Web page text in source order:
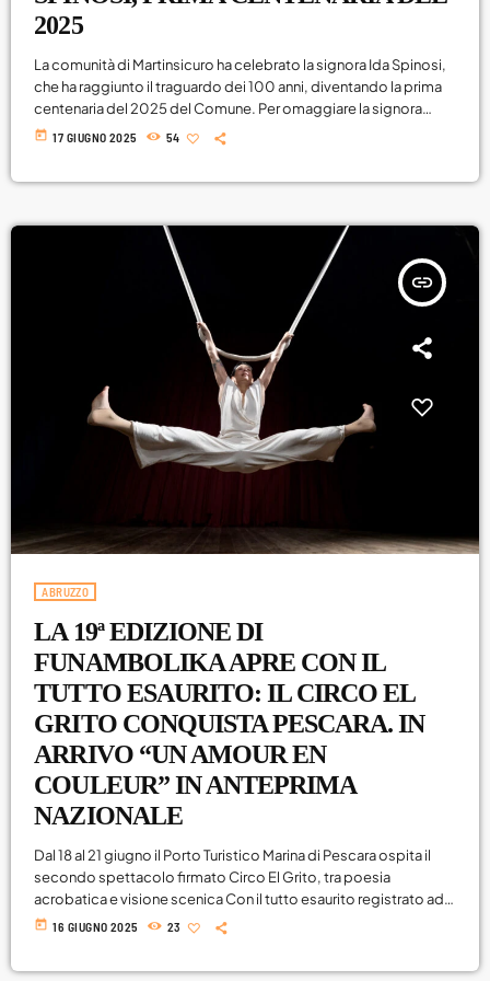
2025
La comunità di Martinsicuro ha celebrato la signora Ida Spinosi,
che ha raggiunto il traguardo dei 100 anni, diventando la prima
centenaria del 2025 del Comune. Per omaggiare la signora
Spinosi, si sono tenute due feste. La prima, organizzata con il
today 17 GIUGNO 2025 54
insert_link
ABRUZZO
LA 19ª EDIZIONE DI
FUNAMBOLIKA APRE CON IL
TUTTO ESAURITO: IL CIRCO EL
GRITO CONQUISTA PESCARA. IN
ARRIVO “UN AMOUR EN
COULEUR” IN ANTEPRIMA
NAZIONALE
Dal 18 al 21 giugno il Porto Turistico Marina di Pescara ospita il
secondo spettacolo firmato Circo El Grito, tra poesia
acrobatica e visione scenica Con il tutto esaurito registrato ad
ogni replica, si è chiusa domenica 15 giugno l'accoglienza
today 16 GIUGNO 2025 23